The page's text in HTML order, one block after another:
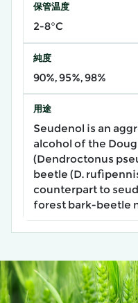
保管温度
2-8°C
純度
90%, 95%, 98%
用途
Seudenol is an
alcohol of the
(Dendroctonus
beetle (D.
counterpart to
forest bark-beetle